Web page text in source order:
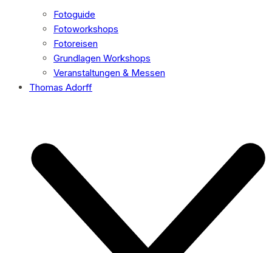
Fotoguide
Fotoworkshops
Fotoreisen
Grundlagen Workshops
Veranstaltungen & Messen
Thomas Adorff